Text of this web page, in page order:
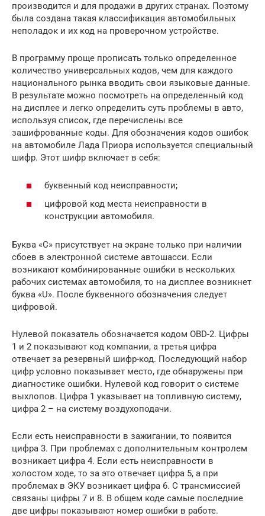
производится и для продажи в других странах. Поэтому
была создана такая классификация автомобильных
неполадок и их код на проверочном устройстве.
В программу проще прописать только определенное
количество универсальных кодов, чем для каждого
национального рынка вводить свои языковые данные.
В результате можно посмотреть на определенный код
на дисплее и легко определить суть проблемы в авто,
используя список, где перечислены все
зашифрованные коды. Для обозначения кодов ошибок
на автомобиле Лада Приора используется специальный
шифр. Этот шифр включает в себя:
буквенный код неисправности;
цифровой код места неисправности в
конструкции автомобиля.
Буква «С» присутствует на экране только при наличии
сбоев в электронной системе автошасси. Если
возникают комбинированные ошибки в нескольких
рабочих системах автомобиля, то на дисплее возникнет
буква «U». После буквенного обозначения следует
цифровой.
Нулевой показатель обозначается кодом OBD-2. Цифры
1 и 2 показывают код компании, а третья цифра
отвечает за резервный шифр-код. Последующий набор
цифр условно показывает место, где обнаружены при
диагностике ошибки. Нулевой код говорит о системе
выхлопов. Цифра 1 указывает на топливную систему,
цифра 2 – на систему воздухоподачи.
Если есть неисправности в зажигании, то появится
цифра 3. При проблемах с дополнительным контролем
возникает цифра 4. Если есть неисправности в
холостом ходе, то за это отвечает цифра 5, а при
проблемах в ЭКУ возникает цифра 6. С трансмиссией
связаны цифры 7 и 8. В общем коде самые последние
две цифры показывают номер ошибки в работе.